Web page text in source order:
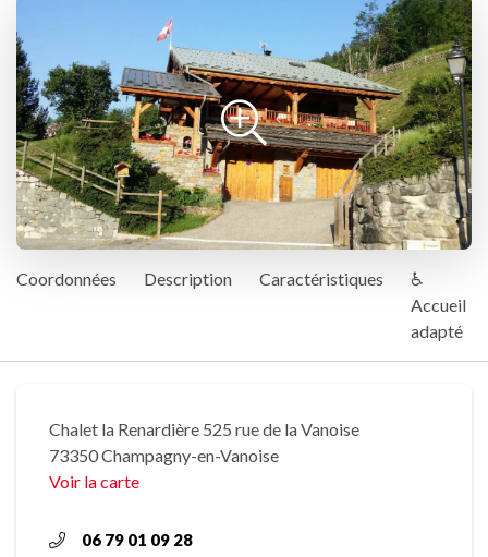
Coordonnées Description Caractéristiques
♿
Accueil
adapté
Chalet la Renardière 525 rue de la Vanoise
73350 Champagny-en-Vanoise
Voir la carte
06 79 01 09 28